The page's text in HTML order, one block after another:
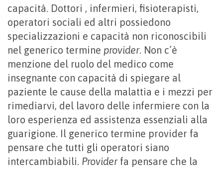
capacità. Dottori , infermieri, fisioterapisti,
operatori sociali ed altri possiedono
specializzazioni e capacità non riconoscibili
nel generico termine provider. Non c’è
menzione del ruolo del medico come
insegnante con capacità di spiegare al
paziente le cause della malattia e i mezzi per
rimediarvi, del lavoro delle infermiere con la
loro esperienza ed assistenza essenziali alla
guarigione. Il generico termine provider fa
pensare che tutti gli operatori siano
intercambiabili. Providerfa pensare che la